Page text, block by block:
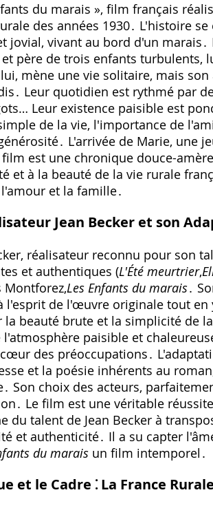
du marais »‚ film français
des années 1930․ L'histoire
jovial‚ vivant au bord d'un
père de trois enfants turbulents‚
mène une vie solitaire‚ mais
Leur quotidien est rythmé par
Leur existence paisible est
de la vie‚ l'importance de
L'arrivée de Marie‚ une
film est une chronique douce-
et à la beauté de la vie rurale
l'amour et la famille․
Jean Becker et son
réalisateur reconnu pour son
et authentiques (L'Été meurtrier‚
Montforez‚Les Enfants du marais․
l'esprit de l'œuvre originale tout en
la beauté brute et la simplicité de
l'atmosphère paisible et
des préoccupations․
et la poésie inhérents au
Son choix des acteurs‚
Le film est une véritable
du talent de Jean Becker à
et authenticité․ Il a su capter
du marais un film intemporel․
et le Cadre ⁚ La France